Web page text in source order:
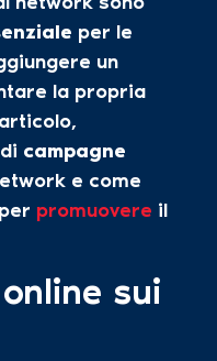
per le
un
la propria
campagne
e come
promuovere il
sui